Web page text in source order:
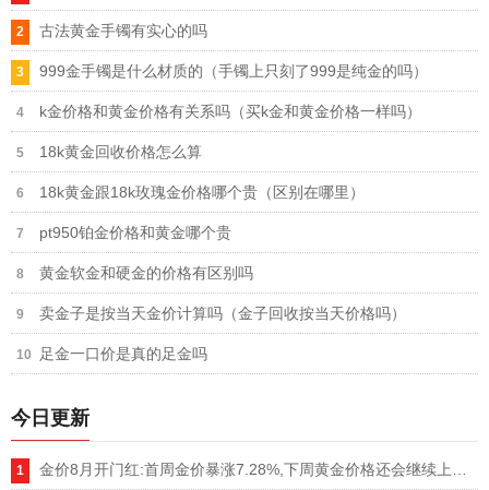
古法黄金手镯有实心的吗
999金手镯是什么材质的（手镯上只刻了999是纯金的吗）
k金价格和黄金价格有关系吗（买k金和黄金价格一样吗）
18k黄金回收价格怎么算
18k黄金跟18k玫瑰金价格哪个贵（区别在哪里）
pt950铂金价格和黄金哪个贵
黄金软金和硬金的价格有区别吗
卖金子是按当天金价计算吗（金子回收按当天价格吗）
足金一口价是真的足金吗
今日更新